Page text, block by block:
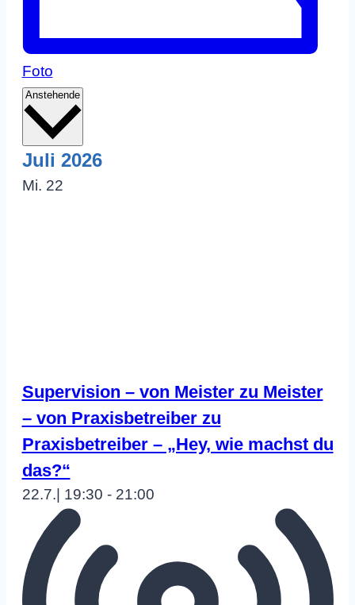
Foto
Anstehende Datum
Juli 2026
Mi. 22
Supervision – von Meister zu Meister
– von Praxisbetreiber zu
Praxisbetreiber – „Hey, wie machst du
das?“
22.7.| 19:30 - 21:00